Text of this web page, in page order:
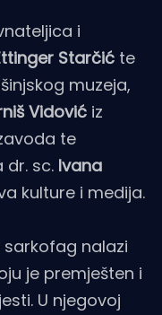
i
Starčić te
muzeja,
Vidović iz
te
sc. Ivana
kulture i medija.
nalazi
je premješten i
U njegovoj